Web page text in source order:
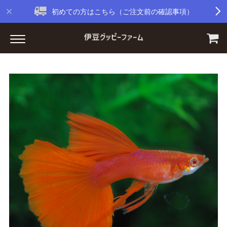
初めての方はこちら（ご注文前の確認事項）